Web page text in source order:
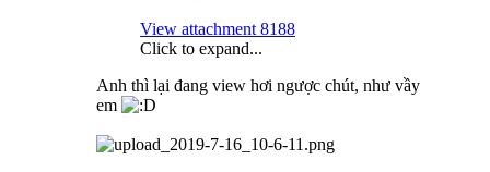
View attachment 8188
Click to expand...
Anh thì lại đang view hơi ngược chút, như vầy
em